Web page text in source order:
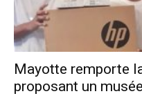
Mayotte remporte
proposant un